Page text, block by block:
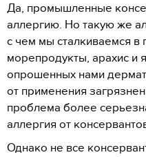
Да, промышленные
аллергию. Но такую же
с чем мы сталкиваемся в
морепродукты, арахис и
опрошенных нами
от применения
проблема более
аллергия от
Однако не все